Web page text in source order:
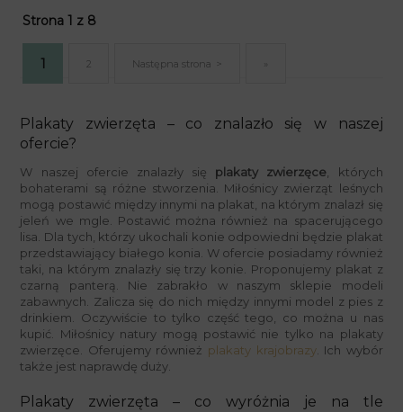
Plakaty zwierzęta – co znalazło się w naszej
ofercie?
W naszej ofercie znalazły się plakaty zwierzęce, których
bohaterami są różne stworzenia. Miłośnicy zwierząt leśnych
mogą postawić między innymi na plakat, na którym znalazł się
jeleń we mgle. Postawić można również na spacerującego
lisa. Dla tych, którzy ukochali konie odpowiedni będzie plakat
przedstawiający białego konia. W ofercie posiadamy również
taki, na którym znalazły się trzy konie. Proponujemy plakat z
czarną panterą. Nie zabrakło w naszym sklepie modeli
zabawnych. Zalicza się do nich między innymi model z pies z
drinkiem. Oczywiście to tylko część tego, co można u nas
kupić. Miłośnicy natury mogą postawić nie tylko na plakaty
zwierzęce. Oferujemy również plakaty krajobrazy. Ich wybór
także jest naprawdę duży.
Plakaty zwierzęta – co wyróżnia je na tle
Strona 1 z 8
1 2 Następna strona